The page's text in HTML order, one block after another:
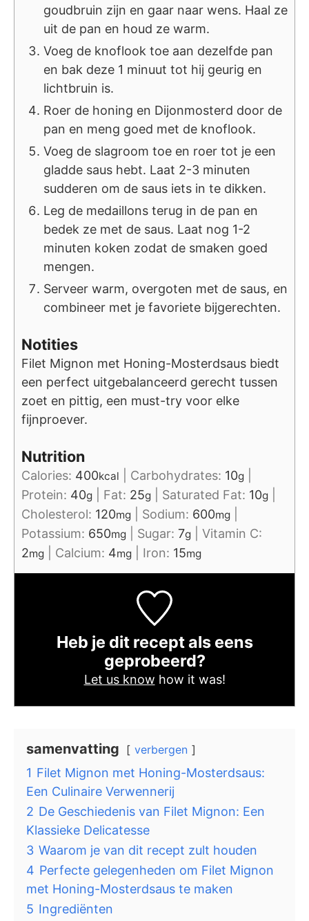
goudbruin zijn en gaar naar wens. Haal ze
uit de pan en houd ze warm.
Voeg de knoflook toe aan dezelfde pan
en bak deze 1 minuut tot hij geurig en
lichtbruin is.
Roer de honing en Dijonmosterd door de
pan en meng goed met de knoflook.
Voeg de slagroom toe en roer tot je een
gladde saus hebt. Laat 2-3 minuten
sudderen om de saus iets in te dikken.
Leg de medaillons terug in de pan en
bedek ze met de saus. Laat nog 1-2
minuten koken zodat de smaken goed
mengen.
Serveer warm, overgoten met de saus, en
combineer met je favoriete bijgerechten.
Notities
Filet Mignon met Honing-Mosterdsaus biedt
een perfect uitgebalanceerd gerecht tussen
zoet en pittig, een must-try voor elke
fijnproever.
Nutrition
Calories: 400kcal Carbohydrates: 10g
Protein: 40g Fat: 25g Saturated Fat: 10g
Cholesterol: 120mg Sodium: 600mg
Potassium: 650mg Sugar: 7g
Vitamin C:
2mg Calcium: 4mg Iron: 15mg
Heb je dit recept als eens
geprobeerd?
Let us know how it was!
samenvatting verbergen
1 Filet Mignon met Honing-Mosterdsaus:
Een Culinaire Verwennerij
2 De Geschiedenis van Filet Mignon: Een
Klassieke Delicatesse
3 Waarom je van dit recept zult houden
4 Perfecte gelegenheden om Filet Mignon
met Honing-Mosterdsaus te maken
5 Ingrediënten